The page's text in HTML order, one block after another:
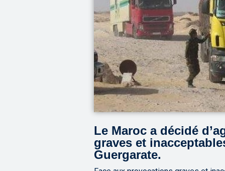
Le Maroc a décidé
graves et
Guergarate.